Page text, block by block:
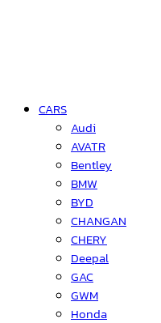
CARS
Audi
AVATR
Bentley
BMW
BYD
CHANGAN
CHERY
Deepal
GAC
GWM
Honda